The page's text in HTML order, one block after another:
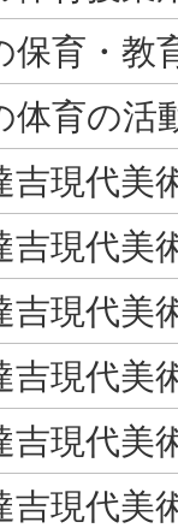
保育・教
体育の活
吉現代美
吉現代美
吉現代美
吉現代美
吉現代美
吉現代美